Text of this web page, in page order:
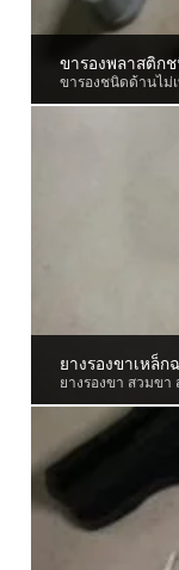
ขารองพลาสติก
ขารองชนิดด้านไม่
ยางรองขาเหล็ก
ยางรองขา สวมขา